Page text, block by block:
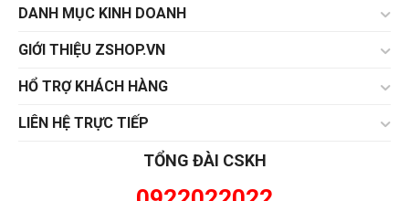
DANH MỤC KINH DOANH
GIỚI THIỆU ZSHOP.VN
HỔ TRỢ KHÁCH HÀNG
LIÊN HỆ TRỰC TIẾP
TỔNG ĐÀI CSKH